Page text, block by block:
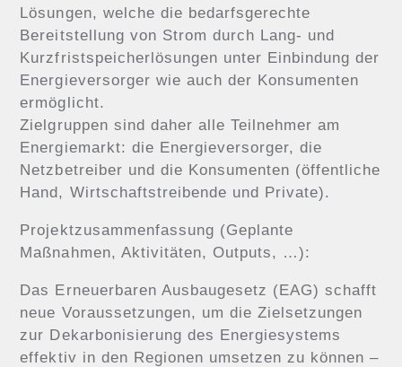
Lösungen, welche die bedarfsgerechte
Bereitstellung von Strom durch Lang- und
Kurzfristspeicherlösungen unter Einbindung der
Energieversorger wie auch der Konsumenten
ermöglicht.
Zielgruppen sind daher alle Teilnehmer am
Energiemarkt: die Energieversorger, die
Netzbetreiber und die Konsumenten (öffentliche
Hand, Wirtschaftstreibende und Private).
Projektzusammenfassung (Geplante
Maßnahmen, Aktivitäten, Outputs, …):
Das Erneuerbaren Ausbaugesetz (EAG) schafft
neue Voraussetzungen, um die Zielsetzungen
zur Dekarbonisierung des Energiesystems
effektiv in den Regionen umsetzen zu können –